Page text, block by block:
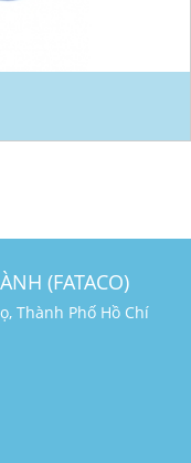
(FATACO)
Thành Phố Hồ Chí